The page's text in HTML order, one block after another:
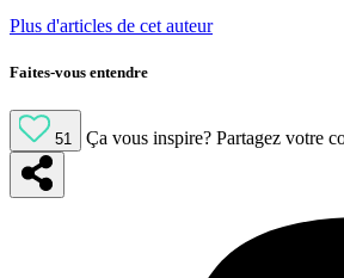
Plus d'articles de cet auteur
Faites-vous entendre
51 Ça vous inspire? Partagez votre